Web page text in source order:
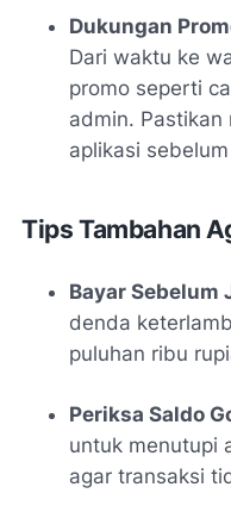
Dukungan
Dari waktu ke
promo seperti
admin. Pastikan
aplikasi
Tips Tambahan
Bayar Sebelum
denda
puluhan ribu
Periksa Saldo
untuk menutupi
agar transaksi